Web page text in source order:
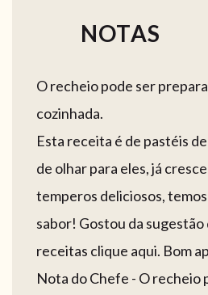
NOTAS
O recheio pode ser
cozinhada.
Esta receita é de pastéis
de olhar para eles, já
temperos deliciosos,
sabor! Gostou da sugestão
receitas clique aqui. Bom
Nota do Chefe - O recheio